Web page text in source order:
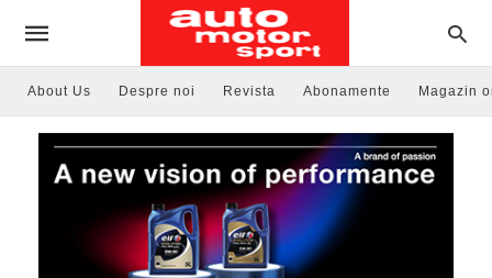
About Us Despre noi Revista Abonamente Magazin